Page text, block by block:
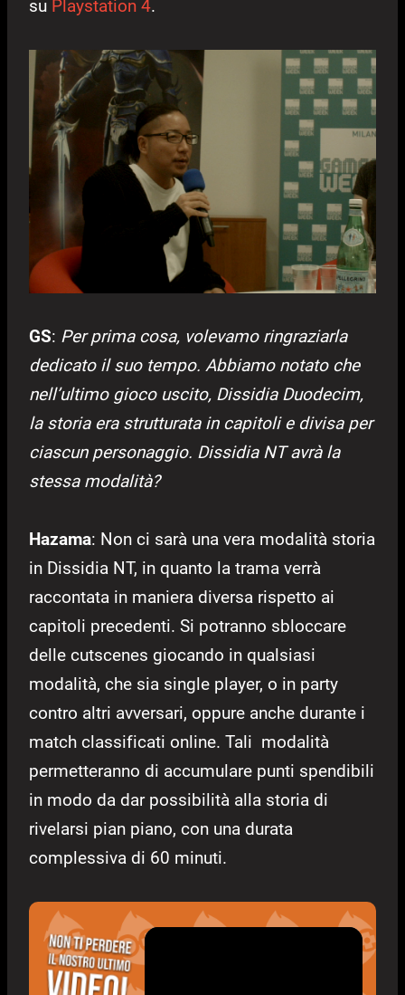
su Playstation 4.
GS: Per prima cosa, volevamo ringraziarla
dedicato il suo tempo. Abbiamo notato che
nell’ultimo gioco uscito, Dissidia Duodecim,
la storia era strutturata in capitoli e divisa per
ciascun personaggio. Dissidia NT avrà la
stessa modalità?
Hazama: Non ci sarà una vera modalità storia
in Dissidia NT, in quanto la trama verrà
raccontata in maniera diversa rispetto ai
capitoli precedenti. Si potranno sbloccare
delle cutscenes giocando in qualsiasi
modalità, che sia single player, o in party
contro altri avversari, oppure anche durante i
match classificati online. Tali modalità
permetteranno di accumulare punti spendibili
in modo da dar possibilità alla storia di
rivelarsi pian piano, con una durata
complessiva di 60 minuti.